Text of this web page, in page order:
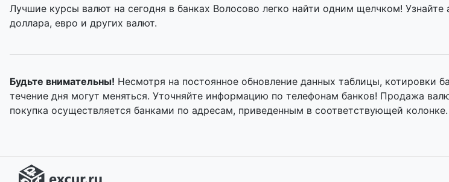
Лучшие курсы валют на сегодня в банках Волосово легко найти одним щелчком! Узнайте
доллара, евро и других валют.
Будьте внимательны! Несмотря на постоянное обновление данных таблицы, котировки
течение дня могут меняться. Уточняйте информацию по телефонам банков! Продажа
покупка осуществляется банками по адресам, приведенным в соответствующей колонке.